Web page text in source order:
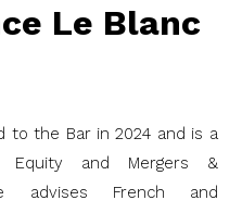
Le Blanc
to the Bar in 2024 and is a
and Mergers &
advises French and